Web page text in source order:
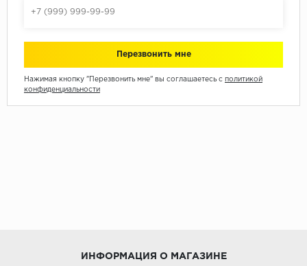
Нажимая кнопку "Перезвонить мне" вы соглашаетесь с политикой
конфиденциальности
ИНФОРМАЦИЯ О МАГАЗИНЕ